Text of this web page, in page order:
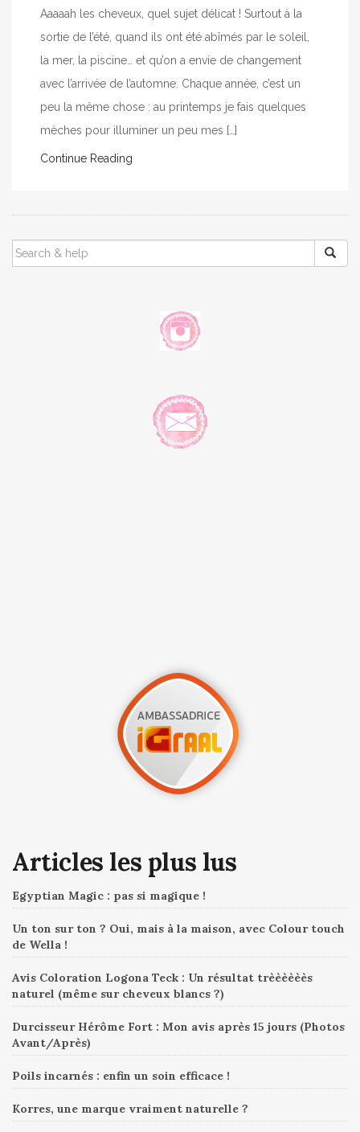
Aaaaah les cheveux, quel sujet délicat ! Surtout à la
sortie de l’été, quand ils ont été abîmés par le soleil,
la mer, la piscine… et qu’on a envie de changement
avec l’arrivée de l’automne. Chaque année, c’est un
peu la même chose : au printemps je fais quelques
mèches pour illuminer un peu mes […]
Continue Reading
SEARCH
FOR:
Articles les plus lus
Egyptian Magic : pas si magique !
Un ton sur ton ? Oui, mais à la maison, avec Colour touch
de Wella !
Avis Coloration Logona Teck : Un résultat trèèèèèès
naturel (même sur cheveux blancs ?)
Durcisseur Hérôme Fort : Mon avis après 15 jours (Photos
Avant/Après)
Poils incarnés : enfin un soin efficace !
Korres, une marque vraiment naturelle ?